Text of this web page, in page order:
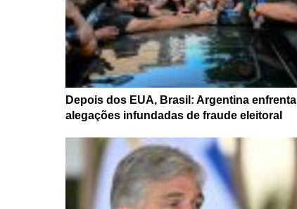
Depois dos EUA, Brasil: Argentina enfrenta
alegações infundadas de fraude eleitoral